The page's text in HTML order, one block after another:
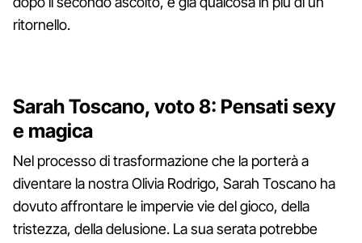
ritornello.
Sarah Toscano, voto 8: Pensati sexy
e magica
Nel processo di trasformazione che la porterà a
diventare la nostra Olivia Rodrigo, Sarah Toscano ha
dovuto affrontare le impervie vie del gioco, della
tristezza, della delusione. La sua serata potrebbe